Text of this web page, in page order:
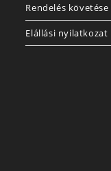
Rendelés
Elállási nyilatkozat